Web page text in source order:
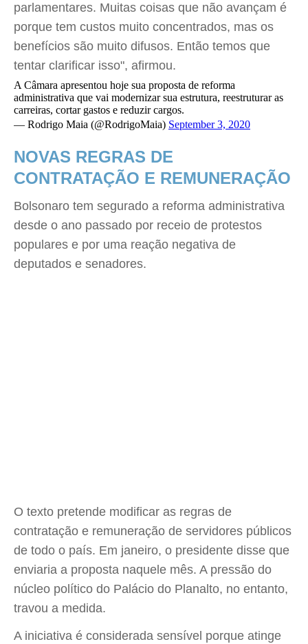
parlamentares. Muitas coisas que não avançam é
porque tem custos muito concentrados, mas os
benefícios são muito difusos. Então temos que
tentar clarificar isso", afirmou.
A Câmara apresentou hoje sua proposta de reforma
administrativa que vai modernizar sua estrutura, reestruturar as
carreiras, cortar gastos e reduzir cargos.
— Rodrigo Maia (@RodrigoMaia) September 3, 2020
NOVAS REGRAS DE
CONTRATAÇÃO E REMUNERAÇÃO
Bolsonaro tem segurado a reforma administrativa
desde o ano passado por receio de protestos
populares e por uma reação negativa de
deputados e senadores.
O texto pretende modificar as regras de
contratação e remuneração de servidores públicos
de todo o país. Em janeiro, o presidente disse que
enviaria a proposta naquele mês. A pressão do
núcleo político do Palácio do Planalto, no entanto,
travou a medida.
A iniciativa é considerada sensível porque atinge